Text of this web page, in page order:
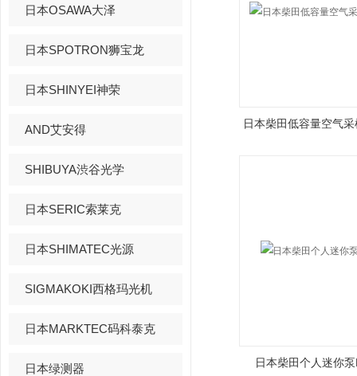
日本OSAWA大泽
日本SPOTRON狮宝龙
日本SHINYEI神荣
AND艾安得
SHIBUYA渋谷光学
日本SERIC索莱克
日本SHIMATEC光源
SIGMAKOKI西格玛光机
日本MARKTEC码科泰克
日本绿测器
日本柴田低容量空气
日本柴田个人迷你